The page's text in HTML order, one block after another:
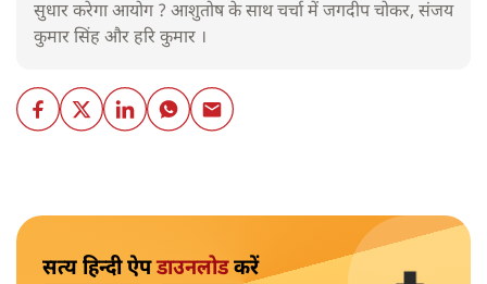
सुधार करेगा आयोग ? आशुतोष के साथ चर्चा में जगदीप चोकर, संजय
कुमार सिंह और हरि कुमार ।
सत्य हिन्दी ऐपडाउनलोडकरें